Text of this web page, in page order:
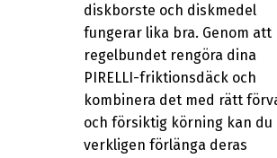
diskborste och diskmedel
fungerar lika bra. Genom att
regelbundet rengöra dina
PIRELLI-friktionsdäck och
kombinera det med rätt
och försiktig körning kan du
verkligen förlänga deras